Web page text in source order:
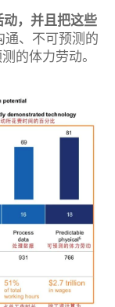
，并且把这些
通、不可预测的
的体力劳动。